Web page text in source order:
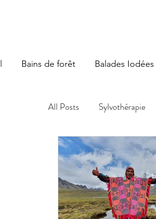
Bains de forêt Balades Iodées
All Posts Sylvothérapie